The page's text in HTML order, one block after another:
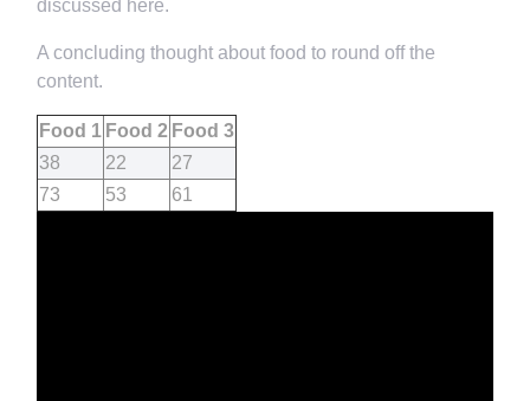
discussed here.
A concluding thought about food to round off the
content.
Food 1 Food 2 Food 3
38
22
27
73
53 61